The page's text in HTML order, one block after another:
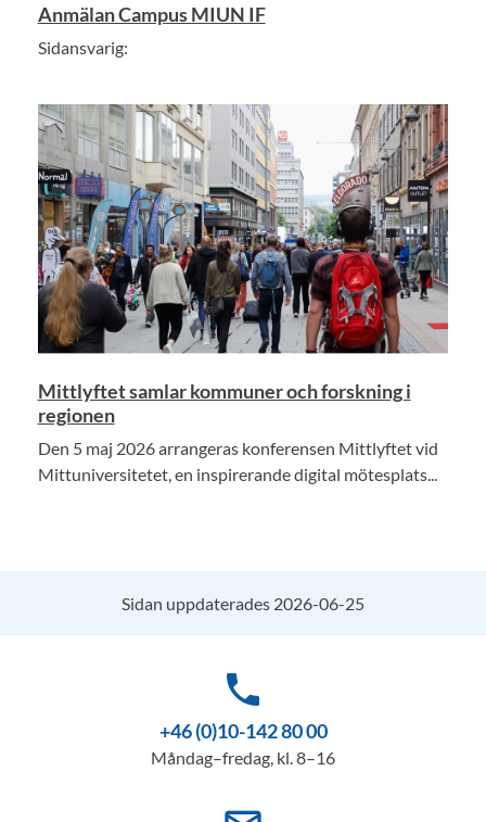
Anmälan Campus MIUN IF
Sidansvarig:
Mittlyftet samlar kommuner och forskning i
regionen
Den 5 maj 2026 arrangeras konferensen Mittlyftet vid
Mittuniversitetet, en inspirerande digital mötesplats...
Sidan uppdaterades 2026-06-25
phone
+46 (0)10-142 80 00
Måndag–fredag, kl. 8–16